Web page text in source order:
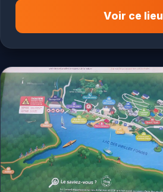
Voir ce lieu